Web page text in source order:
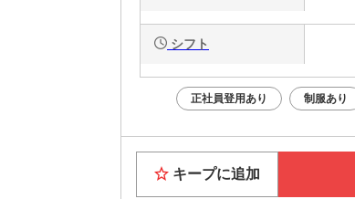
シフト
正社員登用あり 制服あり
キープに追加